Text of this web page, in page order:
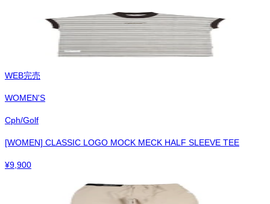
WEB完売
WOMEN'S
Cph/Golf
[WOMEN] CLASSIC LOGO MOCK MECK HALF SLEEVE TEE
¥9,900